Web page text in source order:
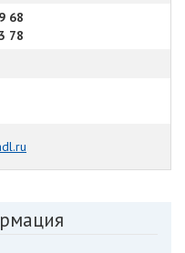
68
78